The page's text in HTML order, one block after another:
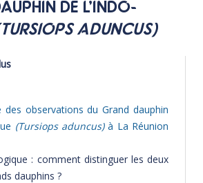
DE L’INDO-
ADUNCUS)
des observations du Grand dauphin
(Tursiops aduncus)à La Réunion
: comment distinguer les deux
dauphins ?